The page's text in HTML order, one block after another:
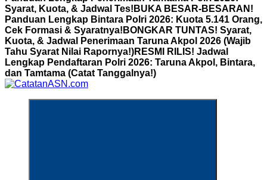
Syarat, Kuota, & Jadwal Tes! BUKA BESAR-BESARAN!
Panduan Lengkap Bintara Polri 2026: Kuota 5.141 Orang,
Cek Formasi & Syaratnya! BONGKAR TUNTAS! Syarat,
Kuota, & Jadwal Penerimaan Taruna Akpol 2026 (Wajib
Tahu Syarat Nilai Rapornya!)RESMI RILIS! Jadwal
Lengkap Pendaftaran Polri 2026: Taruna Akpol, Bintara,
dan Tamtama (Catat Tanggalnya!)